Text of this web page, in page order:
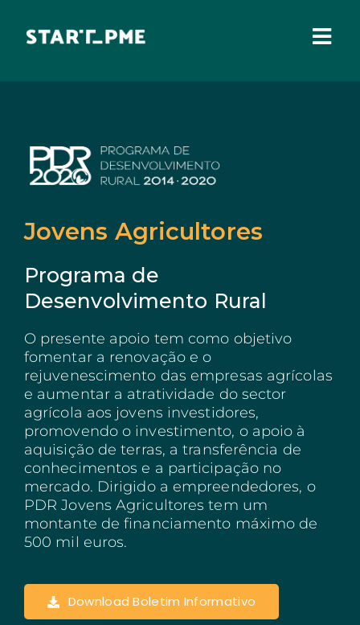
content
Fundo Santa Casa
Pares 3.0
Comissão Europeia
Administração Local
Madeira
Açores
Algarve
PRR
Turismo de Portugal
PEPAC Agricultura
Portugal 2030
SERVIÇOS
ABRIR UM NEGÓCIO
Jovens Agricultores
Programa de
Desenvolvimento Rural
O presente apoio tem como objetivo
fomentar a renovação e o
rejuvenescimento das empresas agrícolas
e aumentar a atratividade do sector
agrícola aos jovens investidores,
promovendo o investimento, o apoio à
aquisição de terras, a transferência de
conhecimentos e a participação no
mercado. Dirigido a empreendedores, o
PDR Jovens Agricultores tem um
montante de financiamento máximo de
500 mil euros.
Download Boletim Informativo